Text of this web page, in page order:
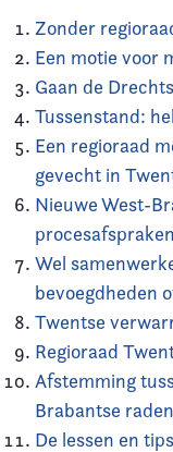
Zonder
Een motie voor
Gaan de
Tussenstand:
Een regioraad
gevecht in
Nieuwe West-
Wel
bevoegdheden
Twentse
Regioraad
Afstemming
Brabantse raden
De lessen en